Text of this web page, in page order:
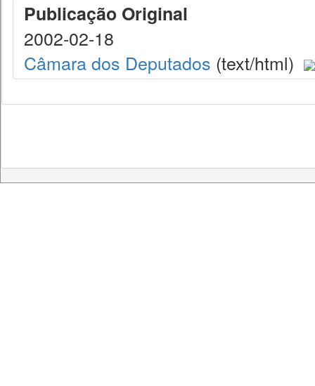
Publicação Original
2002-02-18
Câmara dos Deputados (text/html)